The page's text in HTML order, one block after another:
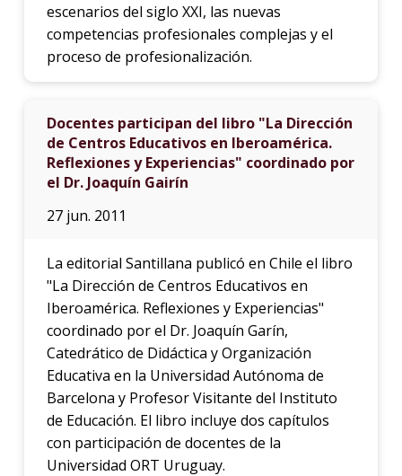
escenarios del siglo XXI, las nuevas
competencias profesionales complejas y el
proceso de profesionalización.
Docentes participan del libro "La Dirección
de Centros Educativos en Iberoamérica.
Reflexiones y Experiencias" coordinado por
el Dr. Joaquín Gairín
27 jun. 2011
La editorial Santillana publicó en Chile el libro
"La Dirección de Centros Educativos en
Iberoamérica. Reflexiones y Experiencias"
coordinado por el Dr. Joaquín Garín,
Catedrático de Didáctica y Organización
Educativa en la Universidad Autónoma de
Barcelona y Profesor Visitante del Instituto
de Educación. El libro incluye dos capítulos
con participación de docentes de la
Universidad ORT Uruguay.